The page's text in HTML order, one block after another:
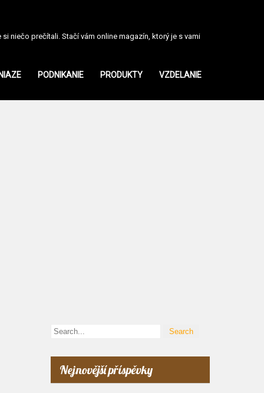
niečo prečítali. Stačí vám online magazín, ktorý je s vami
PODNIKANIE PRODUKTY VZDELANIE
Nejnovější příspěvky